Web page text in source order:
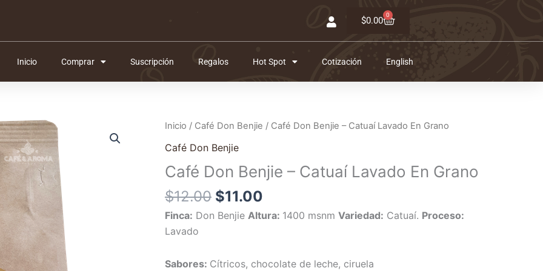
$0.00 0
Carrito
Inicio Comprar Suscripción Regalos Hot Spot Cotización English
Inicio / Café Don Benjie / Café Don Benjie – Catuaí Lavado En Grano
Café Don Benjie
Café Don Benjie – Catuaí Lavado En Grano
$12.00
El
precio
original
era:
$12.00.
$11.00
El
es:
Finca: Don Benjie Altura: 1400 msnm Variedad: Catuaí. Proceso:
Lavado
Sabores: Cítricos, chocolate de leche, ciruela